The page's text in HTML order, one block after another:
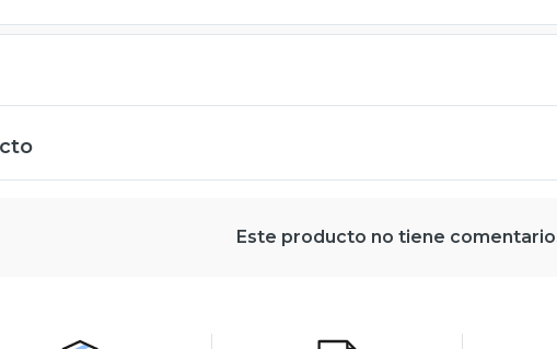
Este producto no tiene